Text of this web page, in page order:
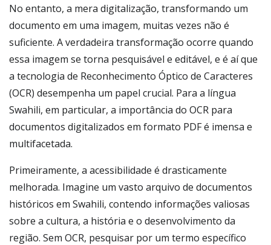
No entanto, a mera digitalização, transformando um
documento em uma imagem, muitas vezes não é
suficiente. A verdadeira transformação ocorre quando
essa imagem se torna pesquisável e editável, e é aí que
a tecnologia de Reconhecimento Óptico de Caracteres
(OCR) desempenha um papel crucial. Para a língua
Swahili, em particular, a importância do OCR para
documentos digitalizados em formato PDF é imensa e
multifacetada.
Primeiramente, a acessibilidade é drasticamente
melhorada. Imagine um vasto arquivo de documentos
históricos em Swahili, contendo informações valiosas
sobre a cultura, a história e o desenvolvimento da
região. Sem OCR, pesquisar por um termo específico